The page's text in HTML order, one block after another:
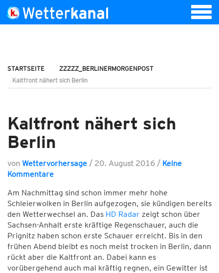
STARTSEITE
ZZZZZ_BERLINERMORGENPOST
Kaltfront nähert sich Berlin
Kaltfront nähert sich
Berlin
von Wettervorhersage / 20. August 2016 / Keine
Kommentare
Am Nachmittag sind schon immer mehr hohe
Schleierwolken in Berlin aufgezogen, sie kündigen bereits
den Wetterwechsel an. Das HD Radar zeigt schon über
Sachsen-Anhalt erste kräftige Regenschauer, auch die
Prignitz haben schon erste Schauer erreicht. Bis in den
frühen Abend bleibt es noch meist trocken in Berlin, dann
rückt aber die Kaltfront an. Dabei kann es
vorübergehend auch mal kräftig regnen, ein Gewitter ist